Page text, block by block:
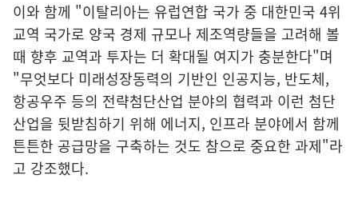
이와 함께 "이탈리아는 유럽연합 국가 중 대한민국 4위
교역 국가로 양국 경제 규모나 제조역량들을 고려해 볼
때 향후 교역과 투자는 더 확대될 여지가 충분한다"며
"무엇보다 미래성장동력의 기반인 인공지능, 반도체,
항공우주 등의 전략첨단산업 분야의 협력과 이런 첨단
산업을 뒷받침하기 위해 에너지, 인프라 분야에서 함께
튼튼한 공급망을 구축하는 것도 참으로 중요한 과제"라
고 강조했다.